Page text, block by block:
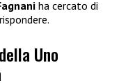
ha cercato di
Uno